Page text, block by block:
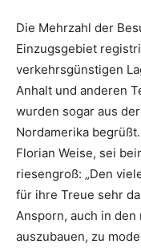
Die Mehrzahl der
Einzugsgebiet
verkehrsgünstigen
Anhalt und anderen
wurden sogar aus
Nordamerika
Florian Weise, sei
riesengroß: „Den
für ihre Treue sehr
Ansporn, auch in
auszubauen, zu